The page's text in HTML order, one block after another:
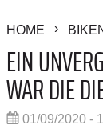
HOME
EIN
WAR DIE
01/09/2020 -